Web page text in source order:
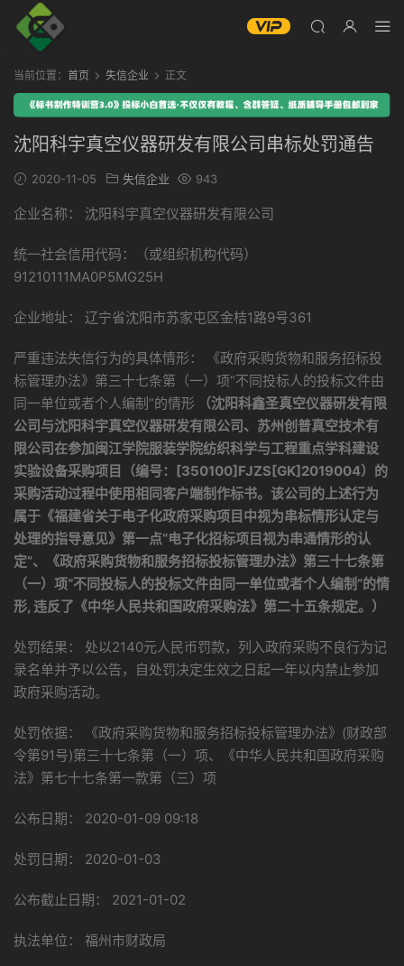
当前位置： 首页 失信企业 正文
沈阳科宇真空仪器研发有限公司串标处罚通告
2020-11-05 失信企业 943
企业名称： 沈阳科宇真空仪器研发有限公司
统一社会信用代码：（或组织机构代码）
91210111MA0P5MG25H
企业地址： 辽宁省沈阳市苏家屯区金桔1路9号361
严重违法失信行为的具体情形： 《政府采购货物和服务招标投
标管理办法》第三十七条第（一）项“不同投标人的投标文件由
同一单位或者个人编制”的情形 （沈阳科鑫圣真空仪器研发有限
公司与沈阳科宇真空仪器研发有限公司、苏州创普真空技术有
限公司在参加闽江学院服装学院纺织科学与工程重点学科建设
实验设备采购项目（编号：[350100]FJZS[GK]2019004）的
采购活动过程中使用相同客户端制作标书。该公司的上述行为
属于《福建省关于电子化政府采购项目中视为串标情形认定与
处理的指导意见》第一点“电子化招标项目视为串通情形的认
定”、《政府采购货物和服务招标投标管理办法》第三十七条第
（一）项“不同投标人的投标文件由同一单位或者个人编制”的情
形, 违反了《中华人民共和国政府采购法》第二十五条规定。）
处罚结果： 处以2140元人民币罚款，列入政府采购不良行为记
录名单并予以公告，自处罚决定生效之日起一年以内禁止参加
政府采购活动。
处罚依据： 《政府采购货物和服务招标投标管理办法》(财政部
令第91号)第三十七条第（一）项、《中华人民共和国政府采购
法》第七十七条第一款第（三）项
公布日期： 2020-01-09 09:18
处罚日期： 2020-01-03
公布截止日期： 2021-01-02
执法单位： 福州市财政局